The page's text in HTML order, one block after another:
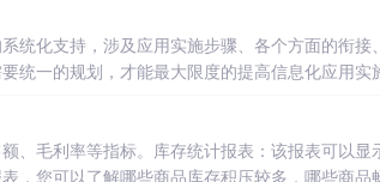
统化支持，涉及应用实施步骤、各个方面的衔接、
统一的规划，才能最大限度的提高信息化应用实
、毛利率等指标。库存统计报表：该报表可以显
，您可以了解哪些商品库存积压较多，哪些商品